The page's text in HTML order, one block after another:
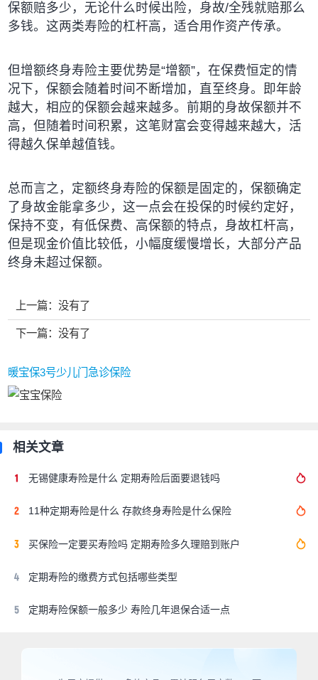
保额赔多少，无论什么时候出险，身故/全残就赔那么
多钱。这两类寿险的杠杆高，适合用作资产传承。
但增额终身寿险主要优势是“增额”，在保费恒定的情
况下，保额会随着时间不断增加，直至终身。即年龄
越大，相应的保额会越来越多。前期的身故保额并不
高，但随着时间积累，这笔财富会变得越来越大，活
得越久保单越值钱。
总而言之，定额终身寿险的保额是固定的，保额确定
了身故金能拿多少，这一点会在投保的时候约定好，
保持不变，有低保费、高保额的特点，身故杠杆高，
但是现金价值比较低，小幅度缓慢增长，大部分产品
终身未超过保额。
增额终身寿险的保额会逐年递增，但是在实际中没有
太大意义，身故保额是随着现金价值上浮的，前期有
一定的杠杆，但最多不超过保费的1.6倍，身故杠杆
移也会逐渐升高，保障期间，可通过部分减保来取
现。
3、保费
市面上保终身终身寿险，其每年保费一般是保至60岁
定期寿险每年保费的10倍以上。
跟定额寿险不同，增额终身寿险一般是用保费算保额
划，想规划多少资金，就投入多少。
上一篇：没有了
下一篇：没有了
暖宝保3号少儿门急诊保险
相关文章
无锡健康寿险是什么 定期寿险后面要退钱吗
11种定期寿险是什么 存款终身寿险是什么保险
买保险一定要买寿险吗 定期寿险多久理赔到账户
定期寿险的缴费方式包括哪些类型
定期寿险保额一般多少 寿险几年退保合适一点